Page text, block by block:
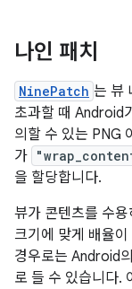
나인 패치
NinePatch 는 뷰
초과할 때 Android
의할 수 있는 PNG
가
을 할당합니다.
뷰가 콘텐츠를 수
크기에 맞게 배율
경우로는 Android
로 들 수 있습니다.